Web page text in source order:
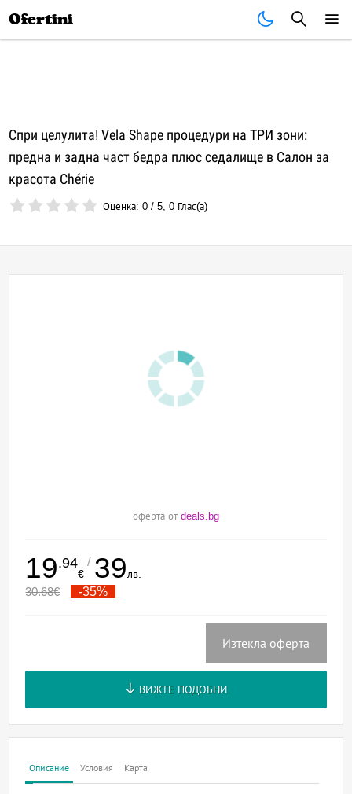
Ofertini
Спри целулита! Vela Shape процедури на ТРИ зони:
предна и задна част бедра плюс седалище в Салон за
красота Chérie
Оценка:0 /5,0 Глас(а)
оферта от deals.bg
19.94
€
/ 39лв.
30.68€ -35%
Изтекла оферта
ВИЖТЕ ПОДОБНИ
Описание Условия Карта